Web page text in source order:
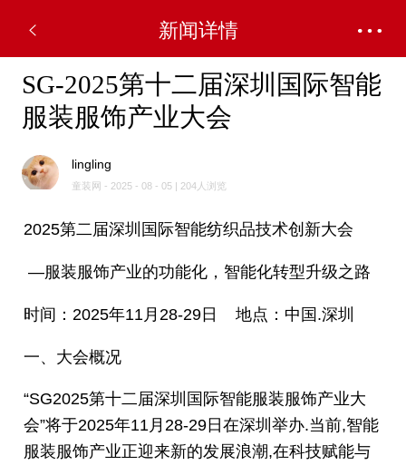
新闻详情
SG-2025第十二届深圳国际智能
服装服饰产业大会
lingling
童装网 - 2025 - 08 - 05 | 204人浏览
2025第二届深圳国际智能纺织品技术创新大会
—服装服饰产业的功能化，智能化转型升级之路
时间：2025年11月28-29日 地点：中国.深圳
一、大会概况
“SG2025第十二届深圳国际智能服装服饰产业大
会”将于2025年11月28-29日在深圳举办.当前,智能
服装服饰产业正迎来新的发展浪潮,在科技赋能与